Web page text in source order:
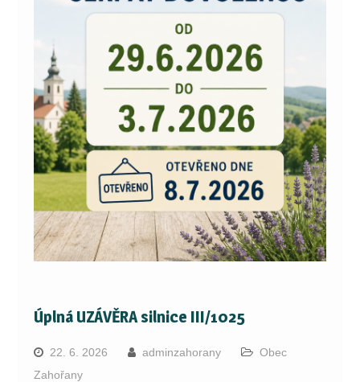
Úplná UZÁVĚRA silnice III/1025
22. 6. 2026 adminzahorany
Obec
Zahořany